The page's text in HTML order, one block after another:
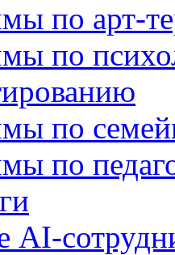
по арт-
по
по
по
AI-